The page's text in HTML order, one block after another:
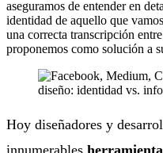
aseguramos de entender en
identidad de aquello que
una correcta transcripción
proponemos como solución a
Hoy diseñadores y
innumerables